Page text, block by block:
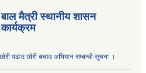
बाल मैत्री स्थानीय शासन
कार्यक्रम
छोरी पढाउ छोरी बचाउ अभियान सम्बन्धी सूचना ।